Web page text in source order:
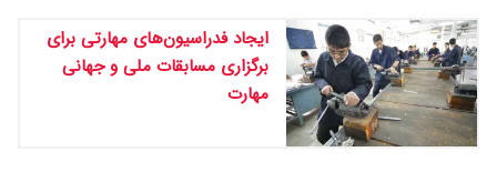
ایجاد فدراسیون‌های مهارتی برای
برگزاری مسابقات ملی و جهانی
مهارت